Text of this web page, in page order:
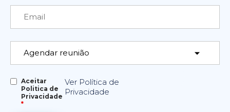
Aceitar
Politica de
Privacidade
*
Ver Política de
Privacidade